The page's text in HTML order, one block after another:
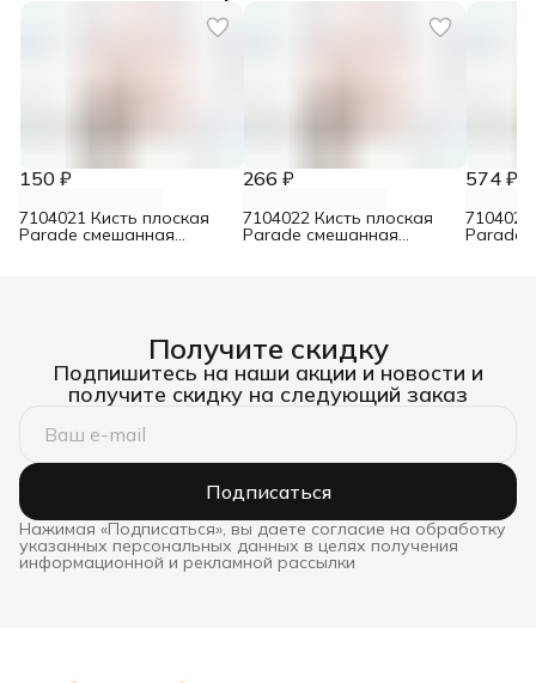
150 ₽
7104021 Кисть плоская
Parade смешанная
266 ₽
7104022 Кисть плоская
Parade смешанная
574 ₽
Parade
Получите скидку
Подпишитесь на наши акции и новости и
получите скидку на следующий заказ
Подписаться
Нажимая «Подписаться», вы даете согласие на обработку
указанных персональных данных в целях получения
информационной и рекламной рассылки